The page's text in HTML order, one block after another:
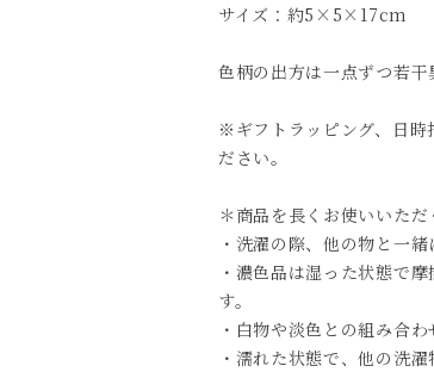
サイズ：約5×5×17cm
色柄の出方は一点ずつ若干
※ギフトラッピング、日時
ださい。
＊商品を長くお使いいただ
・洗濯の際、他の物と一緒
・濃色品は湿った状態で
す。
・白物や淡色との組み合わ
・濡れた状態で、他の洗